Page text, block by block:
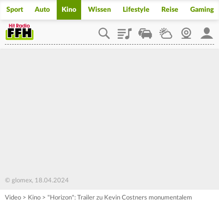
Sport Auto Kino Wissen Lifestyle Reise Gaming
PlaylistStaupilotWetterWebcam
© glomex, 18.04.2024
Video > Kino > "Horizon": Trailer zu Kevin Costners monumentalem